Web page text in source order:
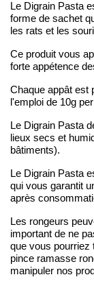
Le Digrain Pasta
forme de sachet
les rats et les
Ce produit vous
forte appétence
Chaque appât est
l'emploi de 10g
Le Digrain Pasta
lieux secs et
bâtiments).
Le Digrain Pasta
qui vous garantit
après
Les rongeurs
important de ne
que vous pourriez
pince ramasse
manipuler nos